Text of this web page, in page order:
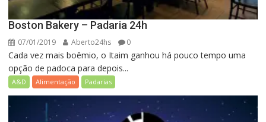
Boston Bakery – Padaria 24h
07/01/2019 Aberto24hs 0
Cada vez mais boêmio, o Itaim ganhou há pouco tempo uma
opção de padoca para depois...
A&D Alimentação Padarias